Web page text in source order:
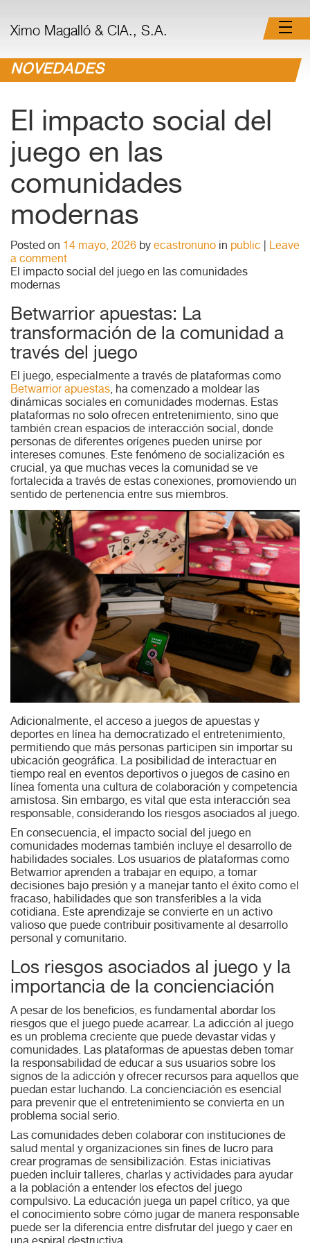
Ximo Magalló & CIA., S.A.
NOVEDADES
El impacto social del
juego en las
comunidades
modernas
Posted on 14 mayo, 2026 by ecastronuno in public
Leave
a comment
El impacto social del juego en las comunidades
modernas
Betwarrior apuestas: La
transformación de la comunidad a
través del juego
El juego, especialmente a través de plataformas como
Betwarrior apuestas, ha comenzado a moldear las
dinámicas sociales en comunidades modernas. Estas
plataformas no solo ofrecen entretenimiento, sino que
también crean espacios de interacción social, donde
personas de diferentes orígenes pueden unirse por
intereses comunes. Este fenómeno de socialización es
crucial, ya que muchas veces la comunidad se ve
fortalecida a través de estas conexiones, promoviendo un
sentido de pertenencia entre sus miembros.
Adicionalmente, el acceso a juegos de apuestas y
deportes en línea ha democratizado el entretenimiento,
permitiendo que más personas participen sin importar su
ubicación geográfica. La posibilidad de interactuar en
tiempo real en eventos deportivos o juegos de casino en
línea fomenta una cultura de colaboración y competencia
amistosa. Sin embargo, es vital que esta interacción sea
responsable, considerando los riesgos asociados al juego.
En consecuencia, el impacto social del juego en
comunidades modernas también incluye el desarrollo de
habilidades sociales. Los usuarios de plataformas como
Betwarrior aprenden a trabajar en equipo, a tomar
decisiones bajo presión y a manejar tanto el éxito como el
fracaso, habilidades que son transferibles a la vida
cotidiana. Este aprendizaje se convierte en un activo
valioso que puede contribuir positivamente al desarrollo
personal y comunitario.
Los riesgos asociados al juego y la
importancia de la concienciación
A pesar de los beneficios, es fundamental abordar los
riesgos que el juego puede acarrear. La adicción al juego
es un problema creciente que puede devastar vidas y
comunidades. Las plataformas de apuestas deben tomar
la responsabilidad de educar a sus usuarios sobre los
signos de la adicción y ofrecer recursos para aquellos que
puedan estar luchando. La concienciación es esencial
para prevenir que el entretenimiento se convierta en un
problema social serio.
Las comunidades deben colaborar con instituciones de
salud mental y organizaciones sin fines de lucro para
crear programas de sensibilización. Estas iniciativas
pueden incluir talleres, charlas y actividades para ayudar
a la población a entender los efectos del juego
compulsivo. La educación juega un papel crítico, ya que
el conocimiento sobre cómo jugar de manera responsable
puede ser la diferencia entre disfrutar del juego y caer en